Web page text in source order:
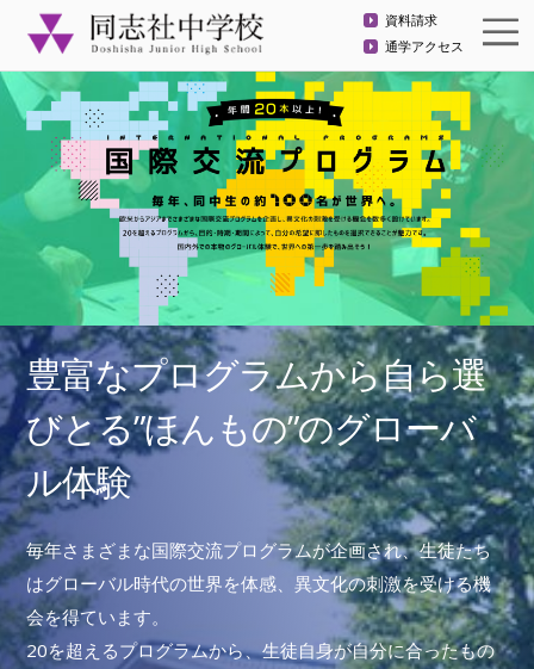
資料請求
通学アクセス
豊富なプログラムから自ら選
びとる”ほんもの”のグローバ
ル体験
毎年さまざまな国際交流プログラムが企画され、生徒たち
はグローバル時代の世界を体感、異文化の刺激を受ける機
会を得ています。
20を超えるプログラムから、生徒自身が自分に合ったもの